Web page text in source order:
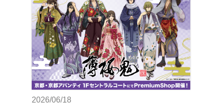
2026/06/18